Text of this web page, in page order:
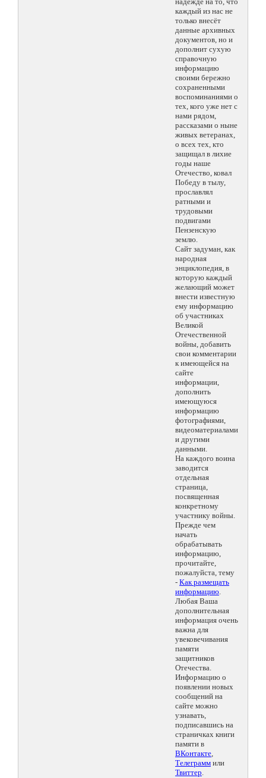
каждый из нас не
только внесёт
данные архивных
документов, но и
дополнит сухую
справочную
информацию
своими бережно
сохраненными
воспоминаниями о
тех, кого уже нет с
нами рядом,
рассказами о ныне
живых ветеранах,
о всех тех, кто
защищал в лихие
годы наше
Отечество, ковал
Победу в тылу,
прославлял
ратными и
трудовыми
подвигами
Пензенскую
землю.
Сайт задуман, как
народная
энциклопедия, в
которую каждый
желающий может
внести известную
ему информацию
об участниках
Великой
Отечественной
войны, добавить
свои комментарии
к имеющейся на
сайте
информации,
дополнить
имеющуюся
информацию
фотографиями,
видеоматериалами
и другими
данными.
На каждого воина
заводится
отдельная
страница,
посвященная
конкретному
участнику войны.
Прежде чем
начать
обрабатывать
информацию,
прочитайте,
пожалуйста, тему
- Как размещать
информацию.
Любая Ваша
дополнительная
информация очень
важна для
увековечивания
памяти
защитников
Отечества.
Информацию о
появлении новых
сообщений на
сайте можно
узнавать,
подписавшись на
страничках книги
памяти в
ВКонтакте,
Телеграмм или
Твиттер.